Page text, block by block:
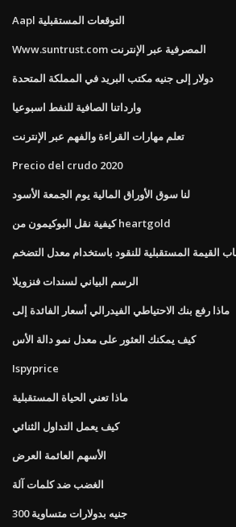
Aapl التوقعات المستقبلية
Www.suntrust.com المصرفية عبر الإنترنت
دولار إلى جنيه مكتب البريد في المملكة المتحدة
وارداتنا الصافية للنفط اسبوعيا
تعلم مهارات القراءة والفهم عبر الإنترنت
Precio del crudo 2020
لنا سوق الأوراق المالية يوم الجمعة الأسود
كيفية نقل البوكيمون من heartgold
القيمة المستقبلية للنقود باستخدام معدل التضخم
الرسم البياني لسندات فنزويلا
ماذا رفع بنك الاحتياطي الفيدرالي أسعار الفائدة إلى
كيف يمكنك العثور على معدل نمو دالة الأس
Ispyprice
ماذا تعني الحياة المستقبلية
كيف يعمل التداول الثنائي
الأسهم العائمة العرض
الغضب ضد كلمات آلة
300 جنيه بدولارات متساوية